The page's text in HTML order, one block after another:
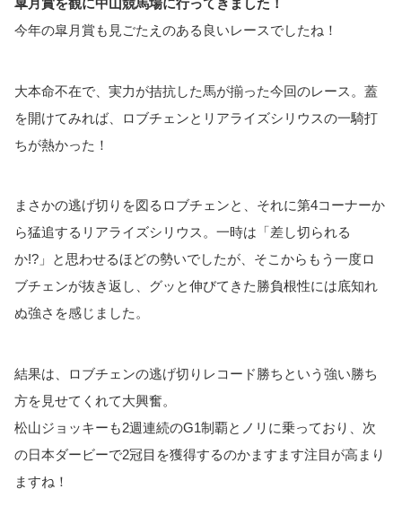
皐月賞を観に中山競馬場に行ってきました！
今年の皐月賞も見ごたえのある良いレースでしたね！
大本命不在で、実力が拮抗した馬が揃った今回のレース。蓋
を開けてみれば、ロブチェンとリアライズシリウスの一騎打
ちが熱かった！
まさかの逃げ切りを図るロブチェンと、それに第4コーナーか
ら猛追するリアライズシリウス。一時は「差し切られる
か!?」と思わせるほどの勢いでしたが、そこからもう一度ロ
ブチェンが抜き返し、グッと伸びてきた勝負根性には底知れ
ぬ強さを感じました。
結果は、ロブチェンの逃げ切りレコード勝ちという強い勝ち
方を見せてくれて大興奮。
松山ジョッキーも2週連続のG1制覇とノリに乗っており、次
の日本ダービーで2冠目を獲得するのかますます注目が高まり
ますね！